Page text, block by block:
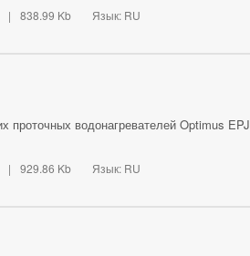
| 838.99 Kb Язык: RU
проточных водонагревателей Optimus EPJ
| 929.86 Kb Язык: RU